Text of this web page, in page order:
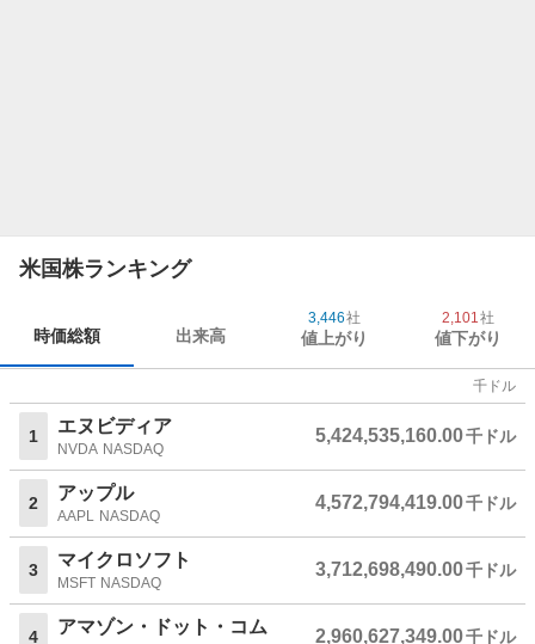
米国株ランキング
時価総額 出来高
3,446社
値上がり
2,101社
値下がり
千ドル
1 エヌビディア
NVDA NASDAQ
5,424,535,160.00千ドル
2 アップル
AAPL NASDAQ
4,572,794,419.00千ドル
3 マイクロソフト
MSFT NASDAQ
3,712,698,490.00千ドル
4 アマゾン・ドット・コム 2,960,627,349.00千ドル